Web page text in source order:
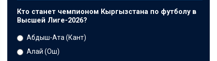
Кто станет чемпионом Кыргызстана по футболу в
Высшей Лиге-2026?
Абдыш-Ата (Кант)
Алай (Ош)